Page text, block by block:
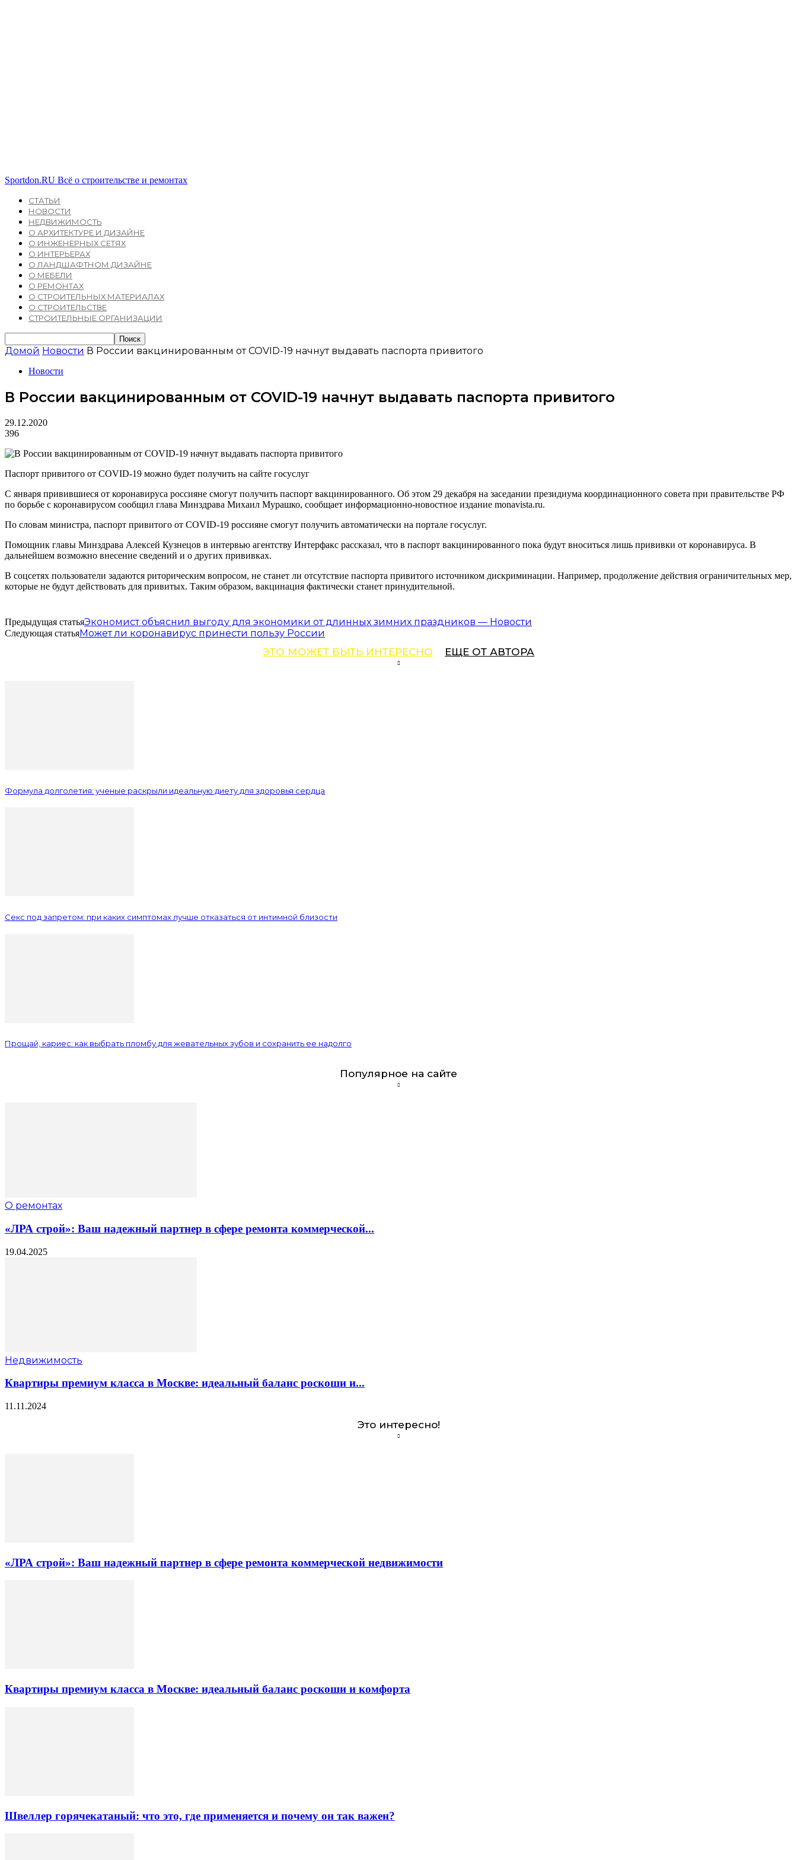
Sportdon.RU Всё о строительстве и ремонтах
СТАТЬИ
НОВОСТИ
НЕДВИЖИМОСТЬ
О АРХИТЕКТУРЕ И ДИЗАЙНЕ
О ИНЖЕНЕРНЫХ СЕТЯХ
О ИНТЕРЬЕРАХ
О ЛАНДШАФТНОМ ДИЗАЙНЕ
О МЕБЕЛИ
О РЕМОНТАХ
О СТРОИТЕЛЬНЫХ МАТЕРИАЛАХ
О СТРОИТЕЛЬСТВЕ
СТРОИТЕЛЬНЫЕ ОРГАНИЗАЦИИ
Домой Новости В России вакцинированным от COVID-19 начнут выдавать паспорта привитого
Новости
В России вакцинированным от COVID-19 начнут выдавать паспорта привитого
29.12.2020
396
Паспорт привитого от COVID-19 можно будет получить на сайте госуслуг
С января привившиеся от коронавируса россияне смогут получить паспорт вакцинированного. Об этом 29 декабря на заседании президиума координационного совета при правительстве РФ
по борьбе с коронавирусом сообщил глава Минздрава Михаил Мурашко, сообщает информационно-новостное издание monavista.ru.
По словам министра, паспорт привитого от COVID-19 россияне смогут получить автоматически на портале госуслуг.
Помощник главы Минздрава Алексей Кузнецов в интервью агентству Интерфакс рассказал, что в паспорт вакцинированного пока будут вноситься лишь прививки от коронавируса. В
дальнейшем возможно внесение сведений и о других прививках.
В соцсетях пользователи задаются риторическим вопросом, не станет ли отсутствие паспорта привитого источником дискриминации. Например, продолжение действия ограничительных мер,
которые не будут действовать для привитых. Таким образом, вакцинация фактически станет принудительной.
Предыдущая статьяЭкономист объяснил выгоду для экономики от длинных зимних праздников — Новости
Следующая статьяМожет ли коронавирус принести пользу России
ЭТО МОЖЕТ БЫТЬ ИНТЕРЕСНО ЕЩЕ ОТ АВТОРА
Формула долголетия: ученые раскрыли идеальную диету для здоровья сердца
Секс под запретом: при каких симптомах лучше отказаться от интимной близости
Прощай, кариес: как выбрать пломбу для жевательных зубов и сохранить ее надолго
Популярное на сайте
О ремонтах
«ЛРА строй»: Ваш надежный партнер в сфере ремонта коммерческой...
19.04.2025
Недвижимость
Квартиры премиум класса в Москве: идеальный баланс роскоши и...
11.11.2024
Это интересно!
«ЛРА строй»: Ваш надежный партнер в сфере ремонта коммерческой недвижимости
Квартиры премиум класса в Москве: идеальный баланс роскоши и комфорта
Швеллер горячекатаный: что это, где применяется и почему он так важен?